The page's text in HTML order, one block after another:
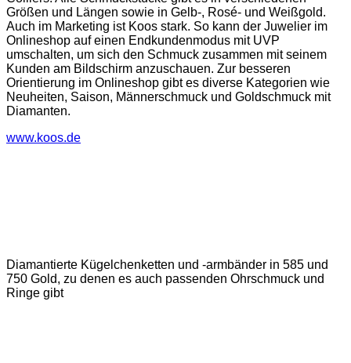
Größen und Längen sowie in Gelb-, Rosé- und Weißgold.
Auch im Marketing ist Koos stark. So kann der Juwelier im
Onlineshop auf einen Endkundenmodus mit UVP
umschalten, um sich den Schmuck zusammen mit seinem
Kunden am Bildschirm anzuschauen. Zur besseren
Orientierung im Onlineshop gibt es diverse Kategorien wie
Neuheiten, Saison, Männerschmuck und Goldschmuck mit
Diamanten.
www.koos.de
Diamantierte Kügelchenketten und -armbänder in 585 und
750 Gold, zu denen es auch passenden Ohrschmuck und
Ringe gibt